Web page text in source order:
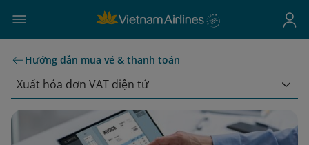
Hướng dẫn mua vé & thanh toán
Xuất hóa đơn VAT điện tử